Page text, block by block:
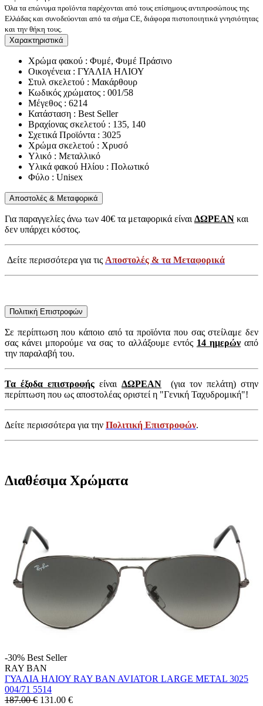
Όλα τα επώνυμα προϊόντα παρέχονται από τους επίσημους αντιπροσώπους της
Ελλάδας και συνοδεύονται από τα σήμα CE, διάφορα πιστοποιητικά γνησιότητας
και την θήκη τους.
Χαρακτηριστικά
Χρώμα φακού : Φυμέ, Φυμέ Πράσινο
Οικογένεια : ΓΥΑΛΙΑ ΗΛΙΟΥ
Στυλ σκελετού : Μακάρθουρ
Κωδικός χρώματος : 001/58
Μέγεθος : 6214
Κατάσταση : Best Seller
Βραχίονας σκελετού : 135, 140
Σχετικά Προϊόντα : 3025
Χρώμα σκελετού : Χρυσό
Υλικό : Μεταλλικό
Υλικά φακού Ηλίου : Πολωτικό
Φύλο : Unisex
Αποστολές & Μεταφορικά
Για παραγγελίες άνω των 40€ τα μεταφορικά είναιΔΩΡΕΑΝ και
δεν υπάρχει κόστος.
Δείτε περισσότερα για τις Αποστολές & τα Μεταφορικά
Πολιτική Επιστροφών
Σε περίπτωση που κάποιο από τα προϊόντα που σας στείλαμε δεν
σας κάνει μπορούμε να σας το αλλάξουμε εντός 14 ημερώναπό
την παραλαβή του.
Τα έξοδα επιστροφής είναι ΔΩΡΕΑΝ (για τον πελάτη) στην
περίπτωση που ως αποστολέας οριστεί η "Γενική Ταχυδρομική"!
Δείτε περισσότερα για την Πολιτική Επιστροφών.
Διαθέσιμα Χρώματα
-30% Best Seller
RAY BAN
ΓΥΑΛΙΑ ΗΛΙΟΥ RAY BAN AVIATOR LARGE METAL 3025
004/71 5514
187.00 € 131.00 €